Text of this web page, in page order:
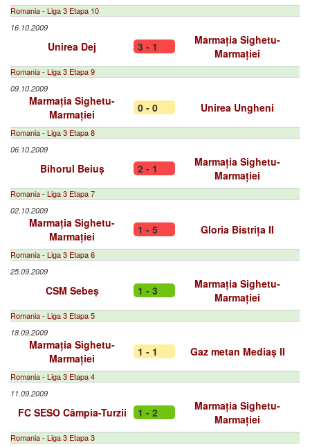
Romania - Liga 3 Etapa 10
16.10.2009
Unirea Dej 3 - 1
Marmația Sighetu-
Marmației
Romania - Liga 3 Etapa 9
09.10.2009
Marmația Sighetu-
Marmației
0 - 0 Unirea Ungheni
Romania - Liga 3 Etapa 8
06.10.2009
Bihorul Beiuș 2 - 1
Marmația Sighetu-
Marmației
Romania - Liga 3 Etapa 7
02.10.2009
Marmația Sighetu-
Marmației
1 - 5 Gloria Bistrița II
Romania - Liga 3 Etapa 6
25.09.2009
CSM Sebeș 1 - 3
Marmația Sighetu-
Marmației
Romania - Liga 3 Etapa 5
18.09.2009
Marmația Sighetu-
Marmației
1 - 1 Gaz metan Mediaș II
Romania - Liga 3 Etapa 4
11.09.2009
FC SESO Câmpia-Turzii 1 - 2
Marmația Sighetu-
Marmației
Romania - Liga 3 Etapa 3